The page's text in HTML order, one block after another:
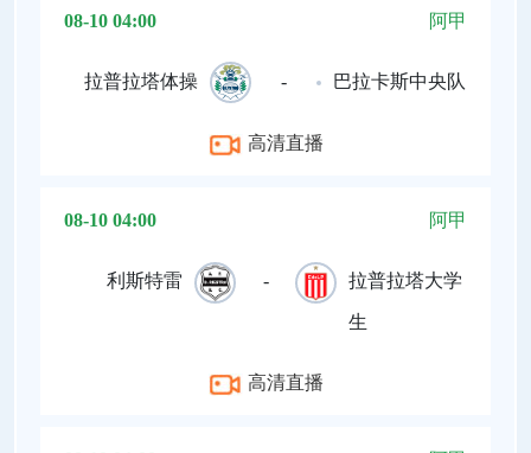
08-10 04:00 阿甲
拉普拉塔体操 - 巴拉卡斯中央队
高清直播
08-10 04:00 阿甲
利斯特雷 - 拉普拉塔大学
生
高清直播